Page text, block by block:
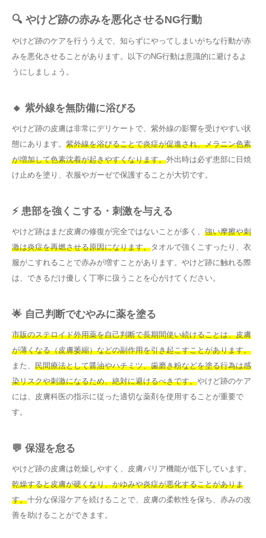
🔍 やけど跡の赤みを悪化させるNG行動
やけど跡のケアを行ううえで、知らずにやってしまいがちな行動が赤
みを悪化させることがあります。以下のNG行動は意識的に避けるよ
うにしましょう。
🔸 紫外線を無防備に浴びる
やけど跡の皮膚は非常にデリケートで、紫外線の影響を受けやすい状
態にあります。 紫外線を浴びることで炎症が促進され、メラニン色素
が増加して色素沈着が起きやすくなります。外出時は必ず患部に日焼
け止めを塗り、衣服やガーゼで保護することが大切です。
⚡ 患部を強くこする・刺激を与える
やけど跡はまだ皮膚の修復が完全ではないことが多く、 強い摩擦や刺
激は炎症を再燃させる原因になります。タオルで強くこすったり、衣
服がこすれることで赤みが増すことがあります。やけど跡に触れる際
は、できるだけ優しく丁寧に扱うことを心がけてください。
🌟 自己判断でむやみに薬を塗る
市販のステロイド外用薬を自己判断で長期間使い続けることは、皮膚
が薄くなる（皮膚萎縮）などの副作用を引き起こすことがあります。
また、 民間療法として醤油やハチミツ、歯磨き粉などを塗る行為は感
染リスクや刺激になるため、絶対に避けるべきです。やけど跡のケア
には、皮膚科医の指示に従った適切な薬剤を使用することが重要で
す。
💬 保湿を怠る
やけど跡の皮膚は乾燥しやすく、皮膚バリア機能が低下しています。
乾燥すると皮膚が硬くなり、かゆみや炎症が悪化することがありま
す。十分な保湿ケアを続けることで、皮膚の柔軟性を保ち、赤みの改
善を助けることができます。